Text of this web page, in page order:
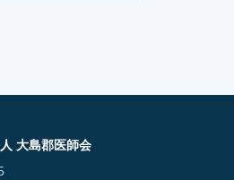
大島郡医師会